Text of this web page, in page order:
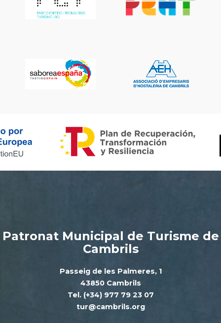
Patronat Municipal de Turisme de
Cambrils
Passeig de les Palmeres, 1
43850 Cambrils
Tel. (+34) 977 79 23 07
tur@cambrils.org